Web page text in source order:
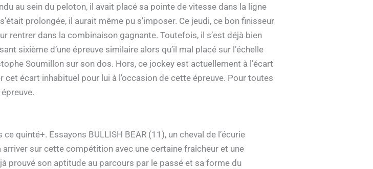
au sein du peloton, il avait placé sa pointe de vitesse dans la ligne
prolongée, il aurait même pu s’imposer. Ce jeudi, ce bon finisseur
rentrer dans la combinaison gagnante. Toutefois, il s’est déjà bien
sixième d’une épreuve similaire alors qu’il mal placé sur l’échelle
Soumillon sur son dos. Hors, ce jockey est actuellement à l’écart
écart inhabituel pour lui à l’occasion de cette épreuve. Pour toutes
quinté+. Essayons BULLISH BEAR (11), un cheval de l’écurie
sur cette compétition avec une certaine fraîcheur et une
prouvé son aptitude au parcours par le passé et sa forme du